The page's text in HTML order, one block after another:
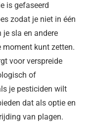
is gefaseerd
zodat je niet in één
je sla en andere
moment kunt zetten.
voor verspreide
of
je pesticiden wilt
dat als optie en
van plagen.